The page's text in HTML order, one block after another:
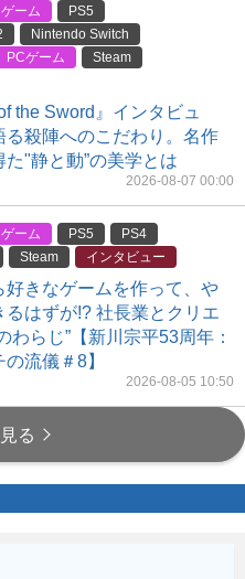
ーム
PS5
Nintendo Switch
PCゲーム
Steam
the Sword』インタビュ
る殺陣へのこだわり。名作
"静と動”の美学とは
2026-08-07 00:00
ーム PS5
PS4
Steam インタビュー
好きなゲームを作って、や
るはずが!? 社長業とクリエ
わらじ”【新川宗平53周年：
流儀＃8】
2026-08-05 10:50
る